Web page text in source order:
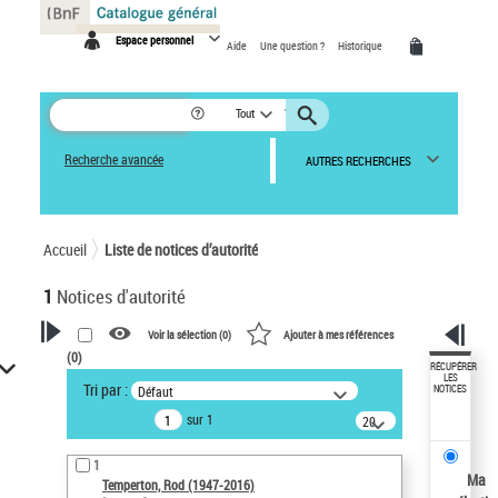
Espace personnel Aide Une question ? Historique
Tout
Recherche avancée AUTRES RECHERCHES
Accueil Liste de notices d’autorité
1 Notices d'autorité
VOTRE RECHERCHE
Recherche avancée dans les
notices d’autorité
Œuvres liées à l'auteur :
Temperton, Rod (1947-2016)
Voir la sélection (0) Ajouter à mes références
(0)
Tri par : Défaut
sur 1
20
résultats/page
1
Temperton, Rod (1947-2016)
RÉCUPÉRER
LES
NOTICES
Ma
Panneau de gestion des cookies